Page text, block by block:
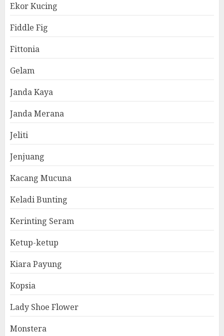
Ekor Kucing
Fiddle Fig
Fittonia
Gelam
Janda Kaya
Janda Merana
Jeliti
Jenjuang
Kacang Mucuna
Keladi Bunting
Kerinting Seram
Ketup-ketup
Kiara Payung
Kopsia
Lady Shoe Flower
Monstera